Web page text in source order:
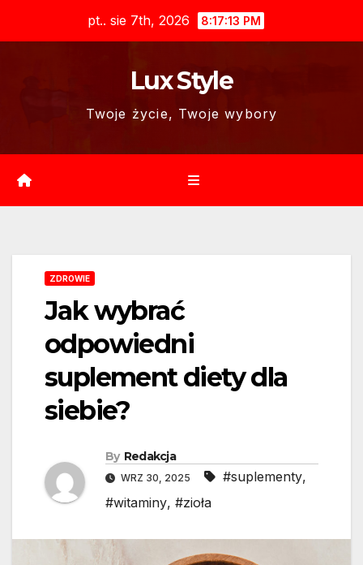
pt.. sie 7th, 2026 8:17:14 PM
Lux Style
Twoje życie, Twoje wybory
ZDROWIE
Jak wybrać
odpowiedni
suplement diety dla
siebie?
By Redakcja
WRZ 30, 2025 #suplementy,
#witaminy, #zioła